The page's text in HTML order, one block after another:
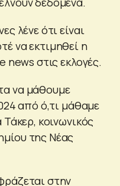
λένε ότι είναι
να εκτιμηθεί η
news στις εκλογές.
να μάθουμε
από ό,τι μάθαμε
κοινωνικός
της Νέας
στην